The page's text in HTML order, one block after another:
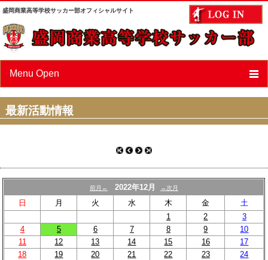
盛岡商業高等学校サッカー部オフィシャルサイト
Menu Open
ニュース
スケジュール
OBページ
あすなろ会（父母会）
リンク
最新活動情報
前月← 2022年12月 →次月
日 月 火 水 木 金
土
1
2
3
4
5 6 7 8 9
10
11
12 13 14 15 16
17
18
19 20 21 22 23
24